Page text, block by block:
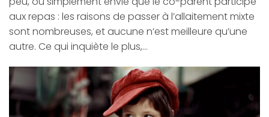
aux repas : les raisons de passer à l’allaitement mixte
sont nombreuses, et aucune n’est meilleure qu’une
autre. Ce qui inquiète le plus,…